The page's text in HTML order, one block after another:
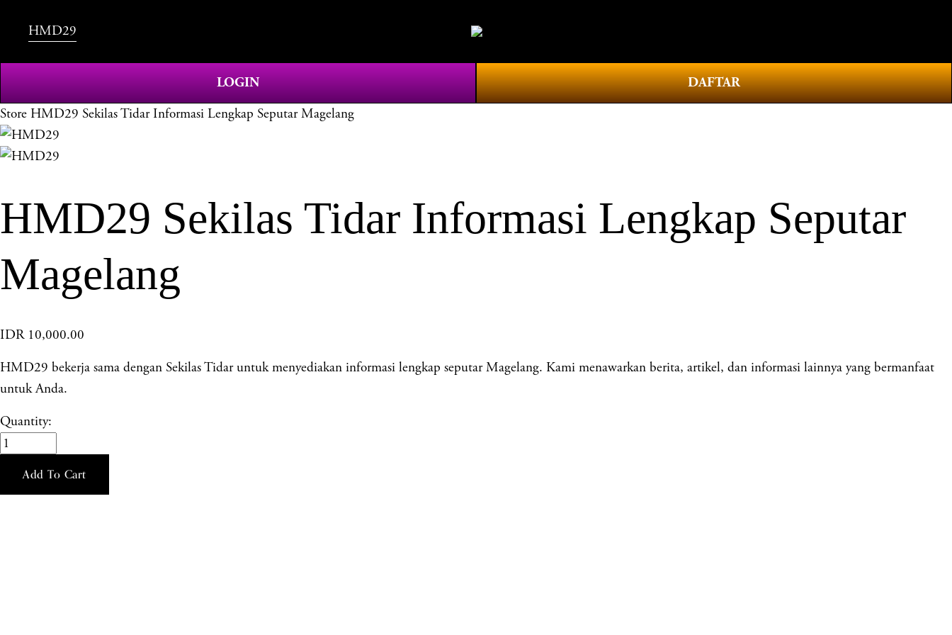
HMD29
LOGIN DAFTAR
Store HMD29 Sekilas Tidar Informasi Lengkap Seputar Magelang
HMD29 Sekilas Tidar Informasi Lengkap Seputar
Magelang
IDR 10,000.00
HMD29 bekerja sama dengan Sekilas Tidar untuk menyediakan informasi lengkap seputar Magelang. Kami menawarkan berita, artikel, dan informasi lainnya yang bermanfaat
untuk Anda.
Quantity:
Add To Cart